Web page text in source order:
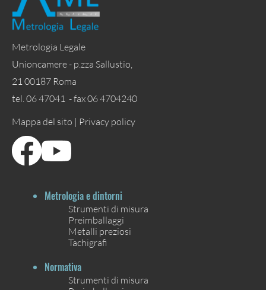
Metrologia Legale
Unioncamere - p.zza Sallustio,
21 00187 Roma
tel. 06 47041 - fax 06 4704240
Mappa del sito | Privacy policy
Metrologia e dintorni
Strumenti di misura
Preimballaggi
Metalli preziosi
Tachigrafi
Normativa
Strumenti di misura